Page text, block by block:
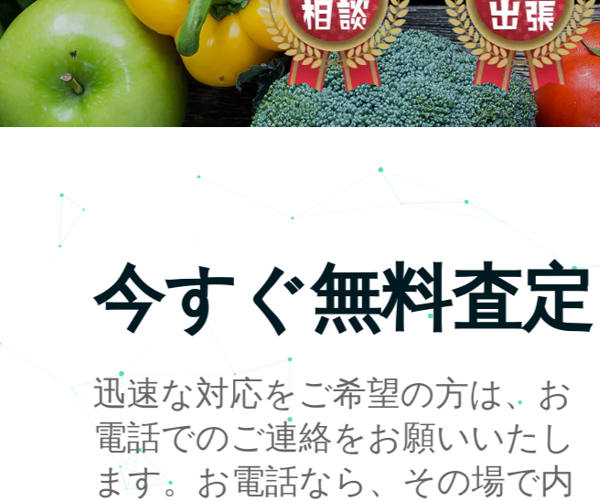
今すぐ無料査定
迅速な対応をご希望の方は、お
電話でのご連絡をお願いいたし
ます。お電話なら、その場で内